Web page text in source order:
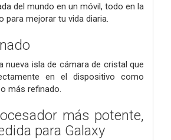
del mundo en un móvil, todo en la
para mejorar tu vida diaria.
nueva isla de cámara de cristal que
en el dispositivo como
más refinado.
más potente,
para Galaxy